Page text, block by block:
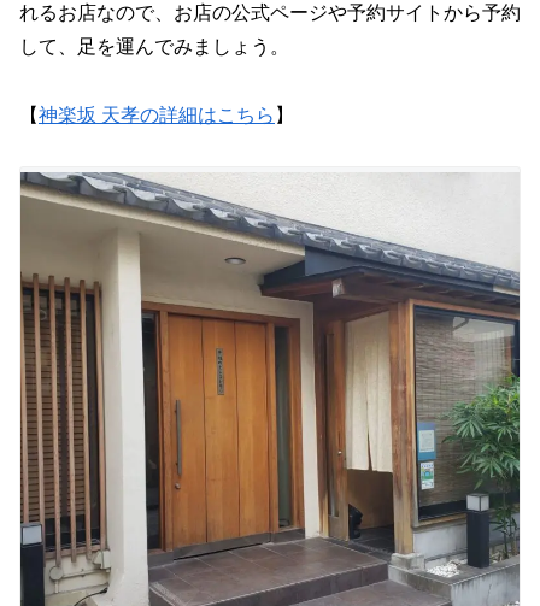
れるお店なので、お店の公式ページや予約サイトから予約
して、足を運んでみましょう。
【神楽坂 天孝の詳細はこちら 】